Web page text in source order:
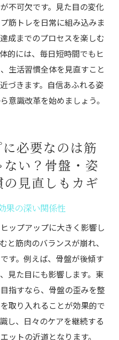
いヒップストレッチのコ
イエットを叶えるストレ
レ効果とダイエットを高
高める多角的なお尻筋ト
ヒップアップを叶える秘
トレフォームの工夫
ヒップアップ筋トレアレ
トの相乗効果を生む方法
るお尻引き締めの工夫
やれば激変！30代主婦
アップ習慣とは？
のコツと続けやすい工夫
不可欠です。見た目の変化
筋トレを日常に組み込みま
成までのプロセスを楽しむ
的には、毎日短時間でもヒ
生活習慣全体を見直すこと
づきます。自信あふれる姿
意識改革を始めましょう。
必要なのは筋
ない？骨盤・姿
見直しもカギ
果の深い関係性
ップアップに大きく影響し
と筋肉のバランスが崩れ、
す。例えば、骨盤が後傾す
見た目にも影響します。東
指すなら、骨盤の歪みを整
取り入れることが効果的で
し、日々のケアを継続する
ットの近道となります。